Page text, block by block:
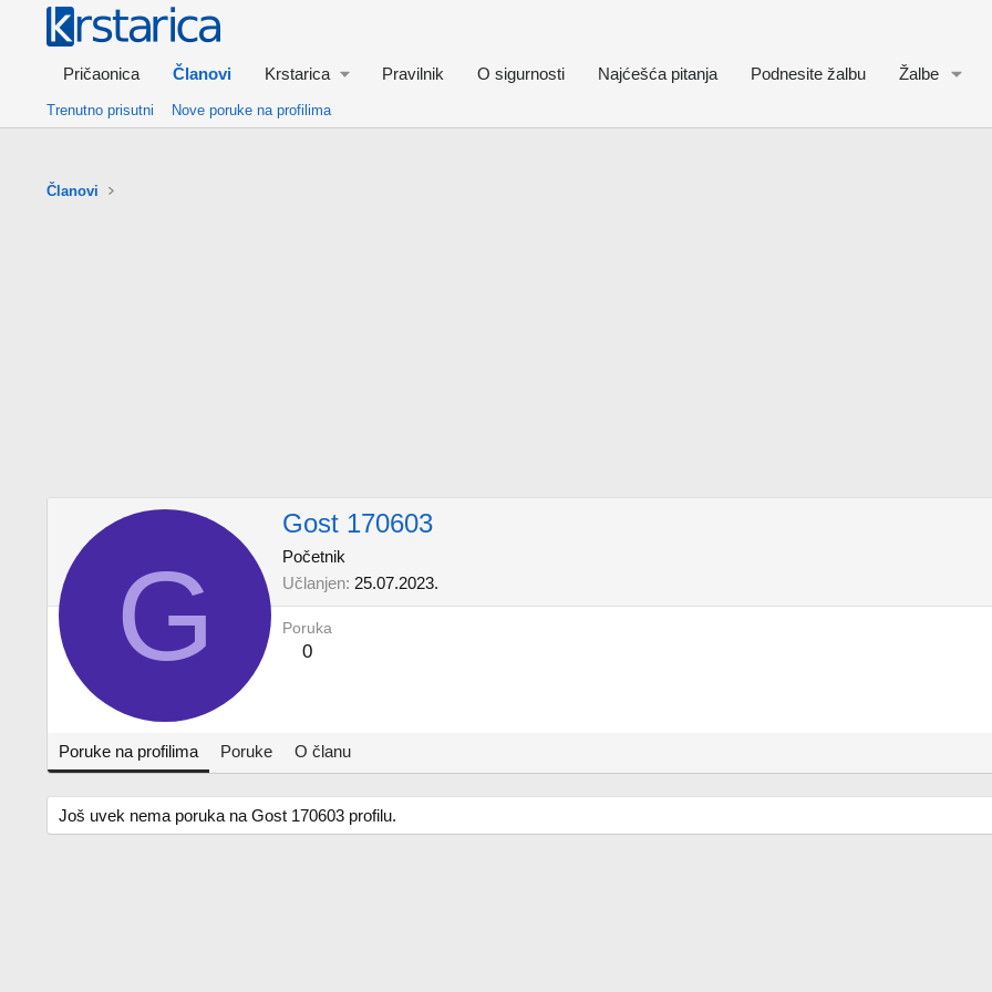
Pričaonica Članovi Krstarica Pravilnik O sigurnosti Najćešća pitanja Podnesite žalbu Žalbe
Trenutno prisutni Nove poruke na profilima
Članovi
G
Gost 170603
Početnik
Učlanjen 25.07.2023.
Poruka
0
Poruke na profilima Poruke O članu
Još uvek nema poruka na Gost 170603 profilu.